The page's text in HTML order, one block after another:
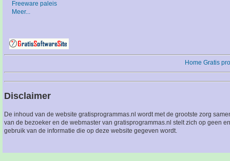
Freeware paleis
Meer...
Home Gratis
Disclaimer
De inhoud van de website gratisprogrammas.nl wordt met de grootste zorg
van de bezoeker en de webmaster van gratisprogrammas.nl stelt zich op geen
gebruik van de informatie die op deze website gegeven wordt.